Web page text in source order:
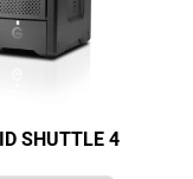
SHUTTLE 4